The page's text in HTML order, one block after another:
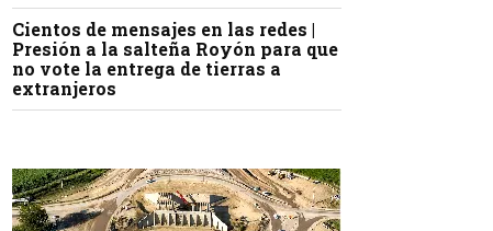
Cientos de mensajes en las redes |
Presión a la salteña Royón para que
no vote la entrega de tierras a
extranjeros